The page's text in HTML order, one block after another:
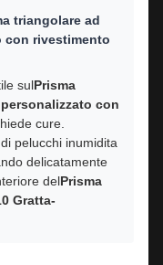
triangolare ad
con rivestimento
sulPrisma
con
cure.
pelucchi inumidita
delicatamente
delPrisma
Gratta-